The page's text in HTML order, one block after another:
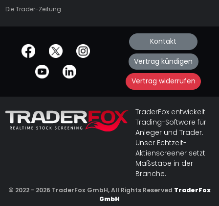
Die Trader-Zeitung
offizielle Social Media-Accounts Kontakt
Vertrag kündigen
Vertrag widerrufen
TraderFox entwickelt
Trading-Software für
Anleger und Trader.
Unser Echtzeit-
Aktienscreener setzt
Maßstäbe in der
Branche.
© 2022 - 2026 TraderFox GmbH, All Rights Reserved TraderFox
GmbH